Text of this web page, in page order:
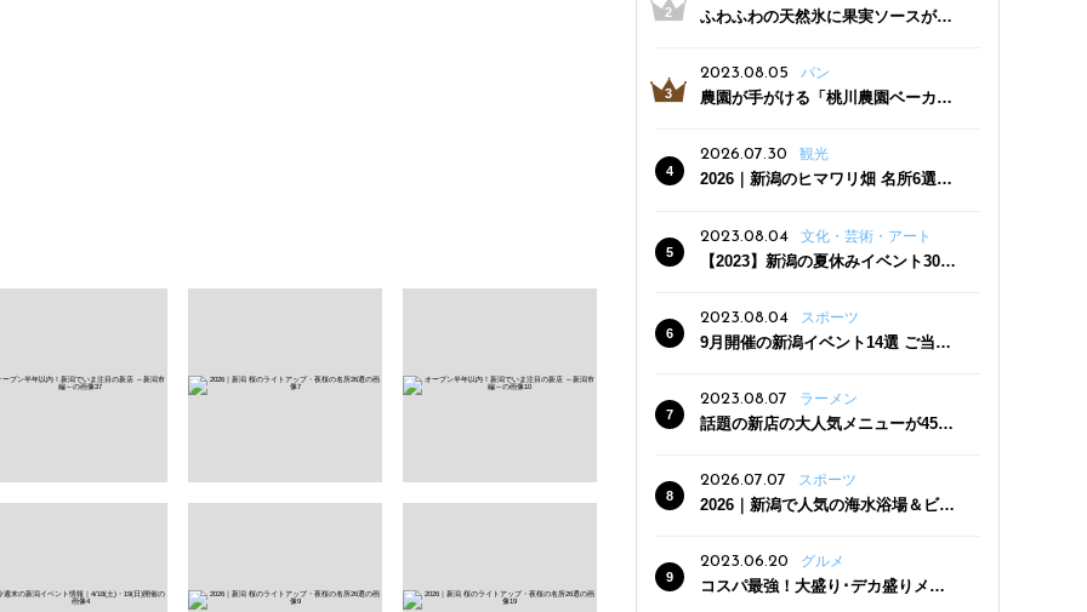
ふわふわの天然氷に果実ソースがた
三条駅近くにオープン
2023.08.05 パン
農園が手がける「桃川農園ベーカリ
った焼きたてパンのほか、ジェラー
トやスムージーも
2026.07.30 観光
2026｜新潟のヒマワリ畑 名所6選
2023.08.04
文化・芸術・アート
【2023】新潟の夏休みイベント30
2023.08.04
スポーツ
9月開催の新潟イベント14選 ご当地
2023.08.07 ラーメン
話題の新店の大人気メニューが450
クーポン登場
2026.07.07 スポーツ
2026｜新潟で人気の海水浴場＆ビー
2023.06.20
グルメ
コスパ最強！大盛り･デカ盛りメニ